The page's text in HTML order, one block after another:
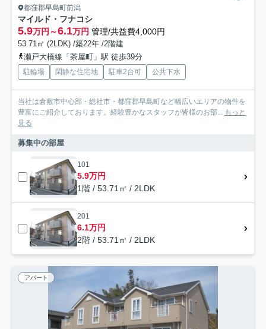
都窪郡早島町前潟
マイルド・フナコシ
5.9万円～6.1万円 管理/共益費4,000円
53.71㎡ (2LDK) /築22年 /2階建
瀬戸大橋線「茶屋町」駅 徒歩39分
駐輪場 閑静な住宅地 駐車2台可 公共下水
当社は倉敷市中心部・総社市・都窪郡早島町など幅広いエリアの物件を
豊富にご紹介しております。経験豊かなスタッフが皆様のお部... もっと
見る
募集中の部屋
101
5.9万円
1階 / 53.71㎡ / 2LDK
201
6.1万円
2階 / 53.71㎡ / 2LDK
アパート